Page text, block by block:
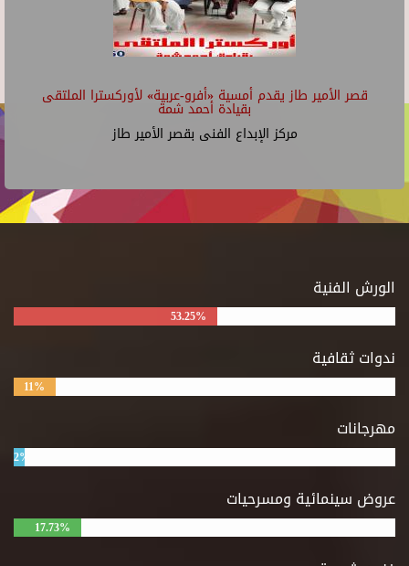
قصر الأمير طاز يقدم أمسية «أفرو-عربية» لأوركسترا الملتقى
بقيادة أحمد شمة
مركز الإبداع الفنى بقصر الأمير طاز
الورش الفنية
53.25%
ندوات ثقافية
11%
مهرجانات
2%
عروض سينمائية ومسرحيات
17.73%